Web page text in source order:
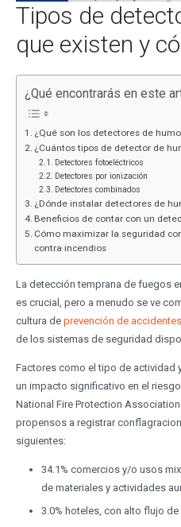
Tipos de
que existen y
¿Qué encontrarás en este
¿Qué son los detectores de
¿Cuántos tipos de detector de
Detectores fotoeléctricos
Detectores por ionización
Detectores combinados
¿Dónde instalar detectores de
Beneficios de contar con un
Cómo maximizar la seguridad
contra incendios
La detección temprana de fuegos
es crucial, pero a menudo se ve
cultura de prevención de
de los sistemas de seguridad
Factores como el tipo de actividad
un impacto significativo en el
National Fire Protection
propensos a registrar
siguientes:
34.1% comercios y/o usos
de materiales y actividades
3.0% hoteles, con alto flujo